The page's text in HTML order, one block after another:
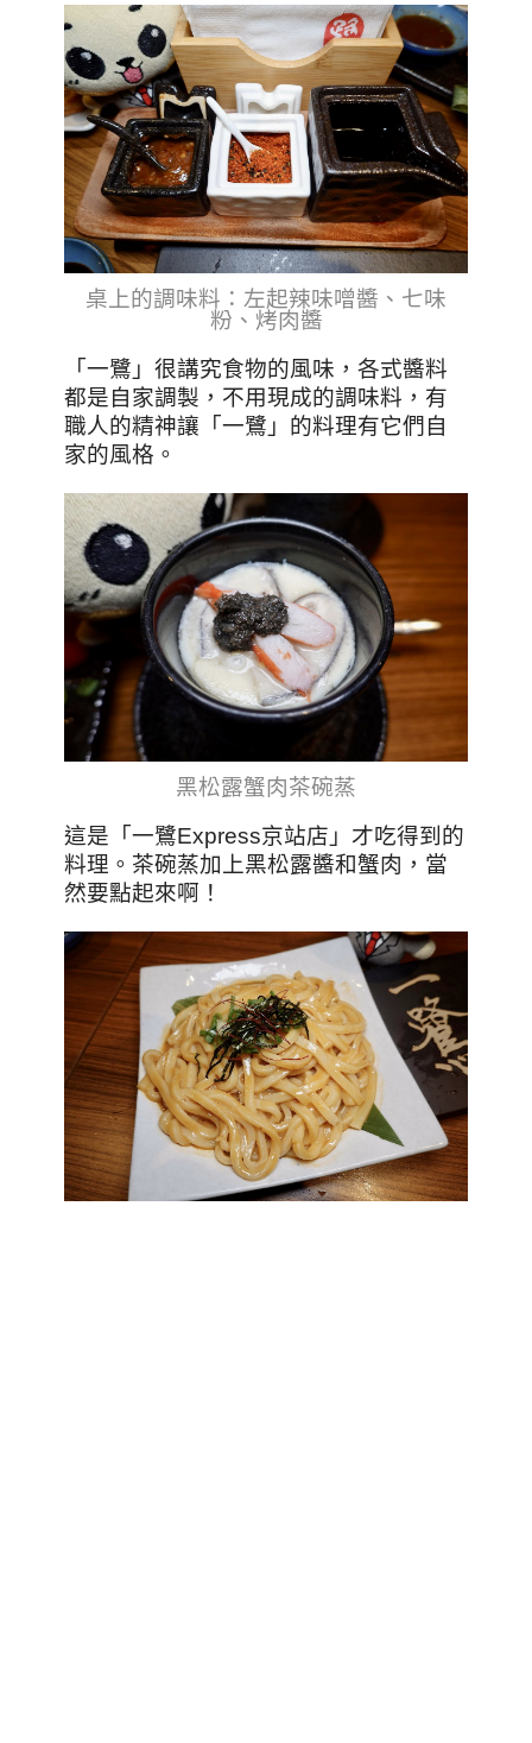
桌上的調味料：左起辣味噌醬、七味
粉、烤肉醬
「一鷺」很講究食物的風味，各式醬料
都是自家調製，不用現成的調味料，有
職人的精神讓「一鷺」的料理有它們自
家的風格。
黑松露蟹肉茶碗蒸
這是「一鷺Express京站店」才吃得到的
料理。茶碗蒸加上黑松露醬和蟹肉，當
然要點起來啊！